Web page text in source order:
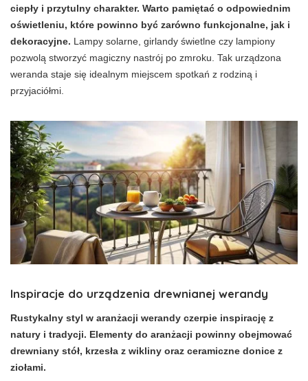
ciepły i przytulny charakter. Warto pamiętać o odpowiednim
oświetleniu, które powinno być zarówno funkcjonalne, jak i
dekoracyjne. Lampy solarne, girlandy świetlne czy lampiony
pozwolą stworzyć magiczny nastrój po zmroku. Tak urządzona
weranda staje się idealnym miejscem spotkań z rodziną i
przyjaciółmi.
Inspiracje do urządzenia drewnianej werandy
Rustykalny styl w aranżacji werandy czerpie inspirację z
natury i tradycji. Elementy do aranżacji powinny obejmować
drewniany stół, krzesła z wikliny oraz ceramiczne donice z
ziołami.